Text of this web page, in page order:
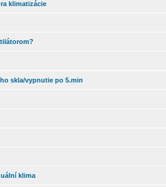
klimatizácie
skla/vypnutie po 5.min
klima